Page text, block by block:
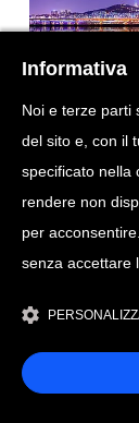
Informativa
Noi e terze parti
del sito e, con il
specificato nella
rendere non
per
senza accettare